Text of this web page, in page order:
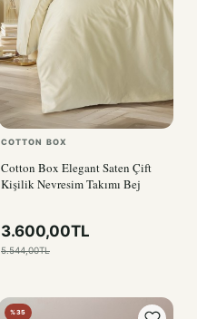
COTTON BOX
Cotton Box Elegant Saten Çift
Kişilik Nevresim Takımı Bej
3.600,00TL
5.544,00TL
%35